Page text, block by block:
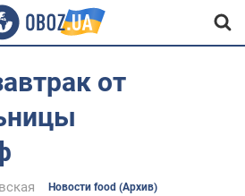
от
Новости food (Архив)